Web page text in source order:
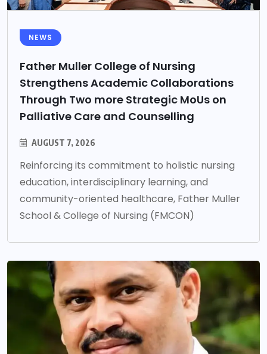
NEWS
Father Muller College of Nursing
Strengthens Academic Collaborations
Through Two more Strategic MoUs on
Palliative Care and Counselling
AUGUST 7, 2026
Reinforcing its commitment to holistic nursing
education, interdisciplinary learning, and
community-oriented healthcare, Father Muller
School & College of Nursing (FMCON)